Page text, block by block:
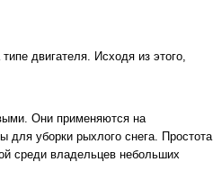
двигателя. Исходя из этого,
Они применяются на
для уборки рыхлого снега. Простота
среди владельцев небольших